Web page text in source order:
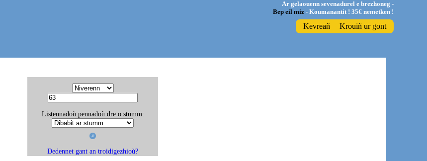
Ar gelaouenn sevenadurel e brezhoneg -
Bep eil miz- Koumanantit ! 35€ nemetken !
Kevreañ Krouiñ ur gont
Listennadoù pennadoù dre o stumm:
Dedennet gant an troidigezhioù?